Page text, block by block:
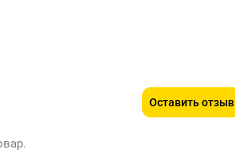
Оставить отзыв